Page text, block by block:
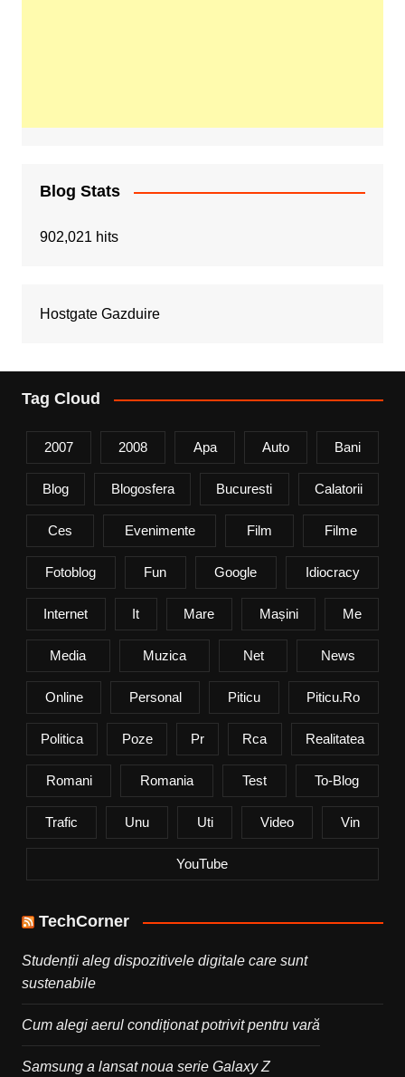
Blog Stats
902,021 hits
Hostgate Gazduire
Tag Cloud
2007 2008 Apa Auto Bani
Blog Blogosfera Bucuresti Calatorii
Ces Evenimente Film Filme
Fotoblog Fun Google Idiocracy
Internet It Mare Mașini Me
Media Muzica Net News
Online Personal Piticu Piticu.ro
Politica Poze Pr Rca Realitatea
Romani Romania Test To-Blog
Trafic Unu Uti Video Vin
YouTube
TechCorner
Studenții aleg dispozitivele digitale care sunt
sustenabile
Cum alegi aerul condiționat potrivit pentru vară
Samsung a lansat noua serie Galaxy Z